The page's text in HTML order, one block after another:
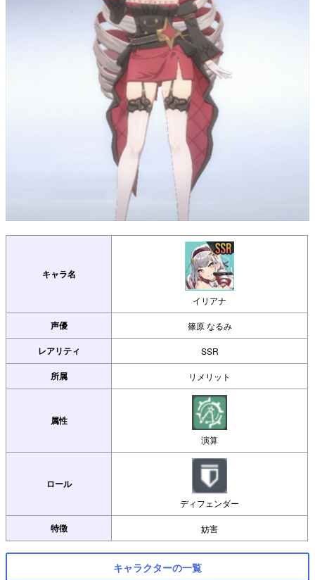
キャラ名
イリアナ
声優 篠原 なるみ
レアリティ SSR
所属 リメリット
属性
演算
ロール
ディフェンダー
特徴 妨害
キャラクターの一覧